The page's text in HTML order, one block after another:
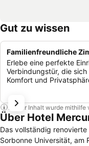
Gut zu wissen
Familienfreundliche
Erlebe eine perfekte
Verbindungstür, die
Komfort und
Dieser Inhalt wurde
Über Hotel
Das vollständig
Sorbonne Universität, am